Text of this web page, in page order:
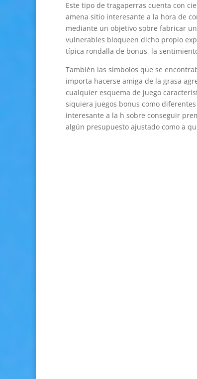
Este tipo de tragaperras cuenta con
amena sitio interesante a la hora de
mediante un objetivo sobre fabricar
vulnerables bloqueen dicho propio
típica rondalla de bonus, la
También las símbolos que se
importa hacerse amiga de la grasa
cualquier esquema de juego
siquiera juegos bonus como
interesante a la h sobre conseguir
algún presupuesto ajustado como a